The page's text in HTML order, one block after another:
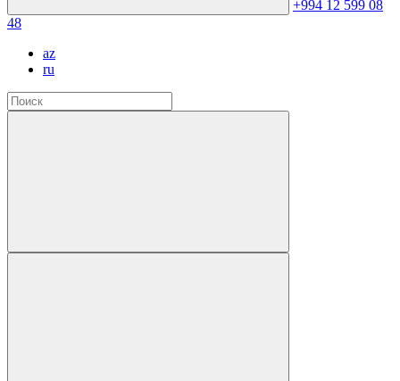
+994 12 599 08
48
az
ru